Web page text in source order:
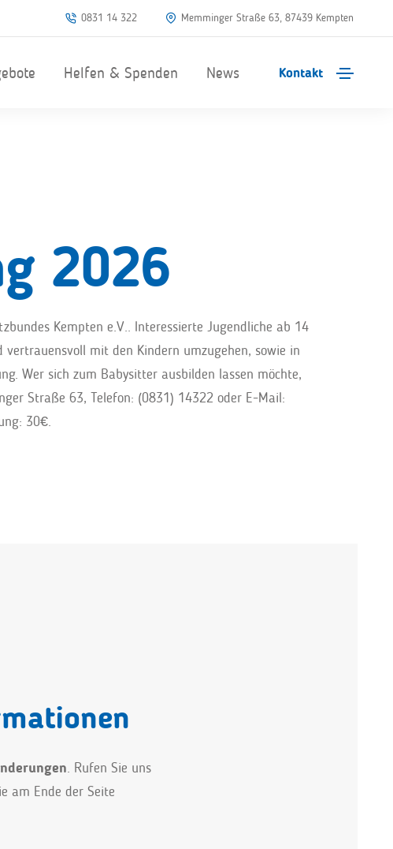
0831 14 322 Memminger Straße 63, 87439 Kempten
Helfen & Spenden News Kontakt
2026
Kempten e.V.. Interessierte Jugendliche ab 14
mit den Kindern umzugehen, sowie in
Wer sich zum Babysitter ausbilden lassen möchte,
Straße 63, Telefon: (0831) 14322 oder E-Mail:
30€.
. Rufen Sie uns
am Ende der Seite